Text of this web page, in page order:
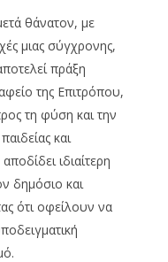
θάνατον, με
μιας σύγχρονης,
πράξη
της Επιτρόπου,
τη φύση και την
και
ιδιαίτερη
δημόσιο και
ότι οφείλουν να